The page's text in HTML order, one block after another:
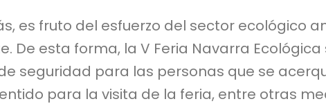
es fruto del esfuerzo del sector ecológico
De esta forma, la V Feria Navarra
seguridad para las personas que se
para la visita de la feria, entre otras